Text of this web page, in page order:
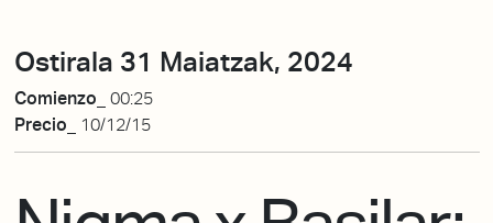
Ostirala 31 Maiatzak, 2024
Comienzo_ 00:25
Precio_
10/12/15